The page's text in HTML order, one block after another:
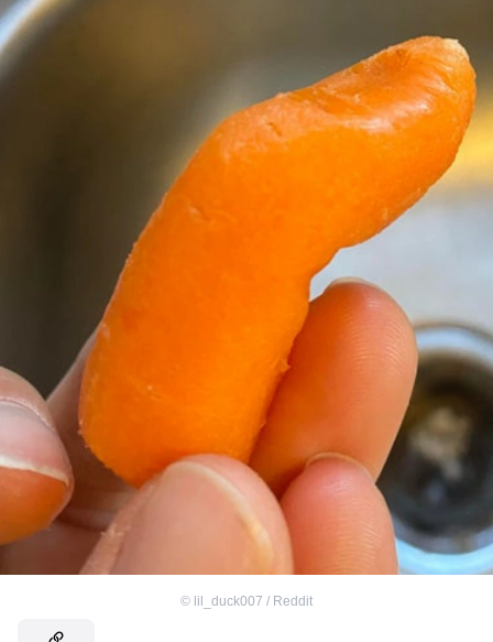
© lil_duck007 / Reddit